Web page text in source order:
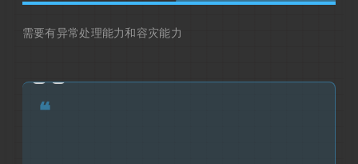
需要有异常处理能力和容灾能力
❝